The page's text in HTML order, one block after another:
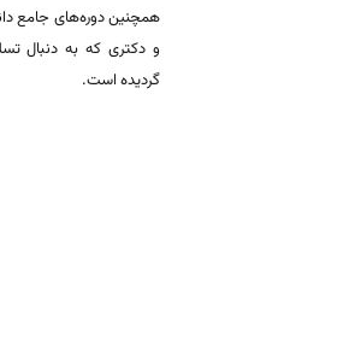
همچنین دوره‌های جامع
و دکتری که به دنبال
گردیده است.